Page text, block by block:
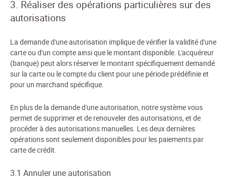
3. Réaliser des opérations particulières sur des
autorisations
La demande d'une autorisation implique de vérifier la validité d'une
carte ou d'un compte ainsi que le montant disponible. L'acquéreur
(banque) peut alors réserver le montant spécifiquement demandé
sur la carte ou le compte du client pour une période prédéfinie et
pour un marchand spécifique.
En plus de la demande d'une autorisation, notre système vous
permet de supprimer et de renouveler des autorisations, et de
procéder à des autorisations manuelles. Les deux dernières
opérations sont seulement disponibles pour les paiements par
carte de crédit.
3.1 Annuler une autorisation